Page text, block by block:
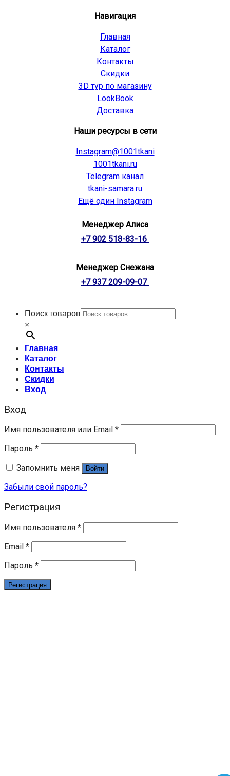
Навигация
Главная
Каталог
Контакты
Скидки
3D тур по магазину
LookBook
Доставка
Наши ресурсы в сети
Instagram@1001tkani
1001tkani.ru
Telegram канал
tkani-samara.ru
Ещё один Instagram
Менеджер Алиса
+7 902 518-83-16
Менеджер Снежана
+7 937 209-09-07
Поиск товаров
×
Главная
Каталог
Контакты
Скидки
Вход
Вход
Имя пользователя или Email *
Пароль *
Запомнить меня
Войти
Забыли свой пароль?
Регистрация
Имя пользователя *
Email *
Пароль *
Регистрация